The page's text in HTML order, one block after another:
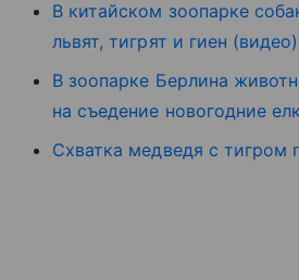
В китайском зоопарке
львят, тигрят и гиен (видео)
В зоопарке Берлина
на съедение новогодние
Схватка медведя с тигром